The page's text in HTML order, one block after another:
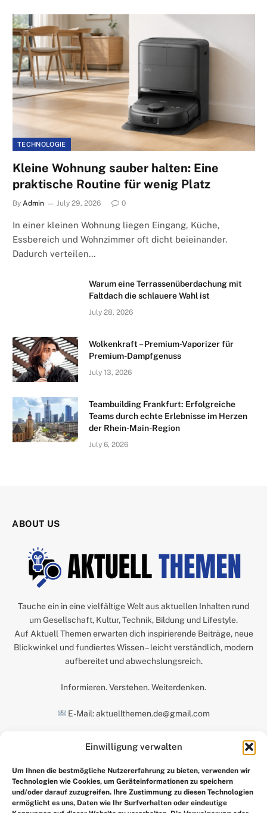
Einwilligung verwalten
Um Ihnen die bestmögliche Nutzererfahrung zu bieten, verwenden wir
Technologien wie Cookies, um Geräteinformationen zu speichern
und/oder darauf zuzugreifen. Ihre Zustimmung zu diesen Technologien
ermöglicht es uns, Daten wie Ihr Surfverhalten oder eindeutige
TECHNOLOGIE
Kleine Wohnung sauber halten: Eine
praktische Routine für wenig Platz
By Admin July 29, 2026 0
In einer kleinen Wohnung liegen Eingang, Küche,
Essbereich und Wohnzimmer oft dicht beieinander.
Dadurch verteilen…
Warum eine Terrassenüberdachung mit
Faltdach die schlauere Wahl ist
July 28, 2026
Wolkenkraft – Premium-Vaporizer für
Premium-Dampfgenuss
July 13, 2026
Teambuilding Frankfurt: Erfolgreiche
Teams durch echte Erlebnisse im Herzen
der Rhein-Main-Region
July 6, 2026
ABOUT US
Tauche ein in eine vielfältige Welt aus aktuellen Inhalten rund
um Gesellschaft, Kultur, Technik, Bildung und Lifestyle.
Auf Aktuell Themen erwarten dich inspirierende Beiträge, neue
Blickwinkel und fundiertes Wissen – leicht verständlich, modern
aufbereitet und abwechslungsreich.
Informieren. Verstehen. Weiterdenken.
E-Mail: aktuellthemen.de@gmail.com